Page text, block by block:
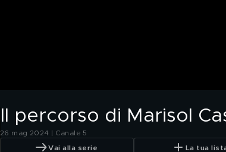
Il percorso di Marisol
26 mag 2024 | Canale 5
Vai alla serie La tua